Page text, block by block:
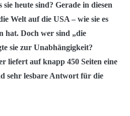
heute sind? Gerade in diesen
Welt auf die USA – wie sie es
hat. Doch wer sind „die
sie zur Unabhängigkeit?
liefert auf knapp 450 Seiten eine
sehr lesbare Antwort für die